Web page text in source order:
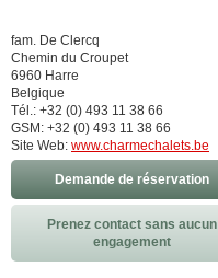
fam. De Clercq
Chemin du Croupet
6960 Harre
Belgique
Tél.: +32 (0) 493 11 38 66
GSM: +32 (0) 493 11 38 66
Site Web: www.charmechalets.be
Demande de réservation
Prenez contact sans aucun
engagement